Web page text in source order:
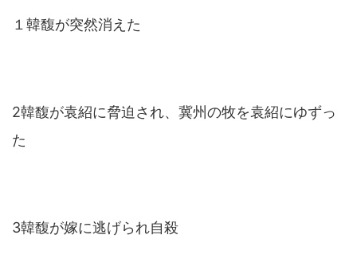
１韓馥が突然消えた
2韓馥が袁紹に脅迫され、冀州の牧を袁紹にゆずっ
た
3韓馥が嫁に逃げられ自殺